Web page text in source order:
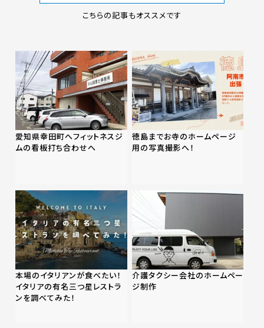
こちらの記事もオススメです
愛知県幸田町へフィットネスジ
ムの看板打ち合わせへ
徳島までお寺のホームページ
用の写真撮影へ！
本場のイタリアンが食べたい！
イタリアの有名三つ星レストラ
ンを調べてみた！
介護タクシー会社のホームペー
ジ制作